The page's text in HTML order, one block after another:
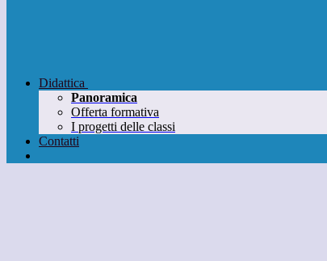
Didattica
Panoramica
Offerta formativa
I progetti delle classi
Contatti